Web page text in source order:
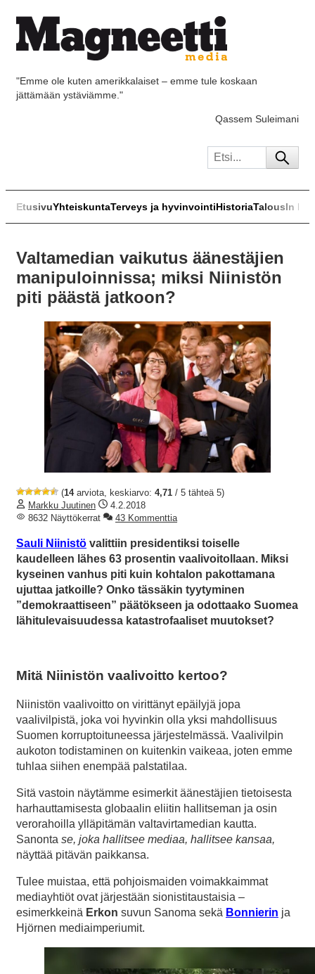
"Emme ole kuten amerikkalaiset – emme tule koskaan
jättämään ystäviämme."
Qassem Suleimani
EtusivuYhteiskuntaTerveys ja hyvinvointiHistoriaTalousIn
Valtamedian vaikutus äänestäjien
manipuloinnissa; miksi Niinistön
piti päästä jatkoon?
(14arviota, keskiarvo: 4,71 / 5 tähteä 5)
Markku Juutinen
4.2.2018
8632 Näyttökerrat
43 Kommenttia
Sauli Niinistö valittiin presidentiksi toiselle
kaudelleen lähes 63 prosentin vaalivoitollaan. Miksi
kyseinen vanhus piti kuin kohtalon pakottamana
ujuttaa jatkoille? Onko tässäkin tyytyminen
”demokraattiseen” päätökseen ja odottaako Suomea
lähitulevaisuudessa katastrofaaliset muutokset?
Mitä Niinistön vaalivoitto kertoo?
Niinistön vaalivoitto on virittänyt epäilyjä jopa
vaalivilpistä, joka voi hyvinkin olla yksi mahdollisuus
Suomen korruptoituneessa järjestelmässä. Vaalivilpin
aukoton todistaminen on kuitenkin vaikeaa, joten emme
tuhlaa siihen enempää palstatilaa.
Sitä vastoin näytämme esimerkit äänestäjien tietoisesta
harhauttamisesta globaalin eliitin hallitseman ja osin
verorahoilla ylläpitämän valtavirtamedian kautta.
Sanonta se, joka hallitsee mediaa, hallitsee kansaa,
näyttää pitävän paikkansa.
Tulee muistaa, että pohjoismaiden voimakkaimmat
mediayhtiöt ovat järjestään sionistitaustaisia –
esimerkkeinä Erkon suvun Sanoma sekä Bonnierin ja
Hjörnen mediaimperiumit.